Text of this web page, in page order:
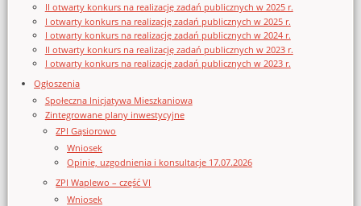
II otwarty konkurs na realizację zadań publicznych w 2025 r.
I otwarty konkurs na realizację zadań publicznych w 2025 r.
I otwarty konkurs na realizację zadań publicznych w 2024 r.
II otwarty konkurs na realizację zadań publicznych w 2023 r.
I otwarty konkurs na realizację zadań publicznych w 2023 r.
Ogłoszenia
Społeczna Inicjatywa Mieszkaniowa
Zintegrowane plany inwestycyjne
ZPI Gąsiorowo
Wniosek
Opinie, uzgodnienia i konsultacje 17.07.2026
ZPI Waplewo – część VI
Wniosek